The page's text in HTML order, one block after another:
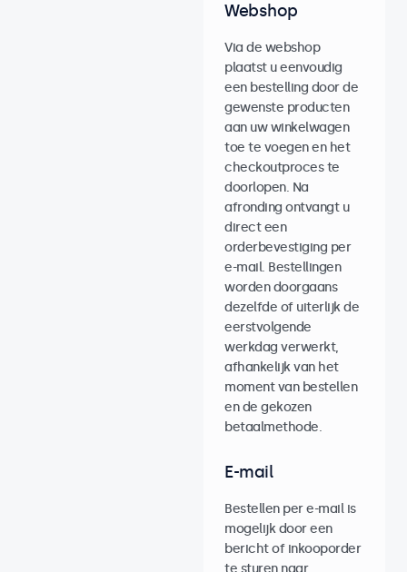
Webshop
Via de webshop
plaatst u eenvoudig
een bestelling door de
gewenste producten
aan uw winkelwagen
toe te voegen en het
checkoutproces te
doorlopen. Na
afronding ontvangt u
direct een
orderbevestiging per
e-mail. Bestellingen
worden doorgaans
dezelfde of uiterlijk de
eerstvolgende
werkdag verwerkt,
afhankelijk van het
moment van bestellen
en de gekozen
betaalmethode.
E-mail
Bestellen per e-mail is
mogelijk door een
bericht of inkooporder
te sturen naar